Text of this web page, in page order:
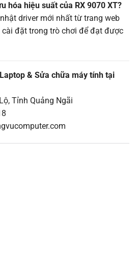
hóa hiệu suất của RX 9070 XT?
driver mới nhất từ trang web
đặt trong trò chơi để đạt được
& Sửa chữa máy tính tại
Tỉnh Quảng Ngãi